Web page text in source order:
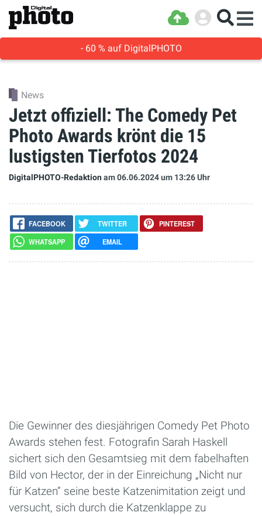
- 60 % auf DigitalPHOTO
News
Jetzt offiziell: The Comedy Pet
Photo Awards krönt die 15
lustigsten Tierfotos 2024
DigitalPHOTO-Redaktionam 06.06.2024um 13:26 Uhr
FACEBOOK TWITTER
PINTEREST
WHATSAPP
EMAIL
Die Gewinner des diesjährigen Comedy Pet Photo
Awards stehen fest. Fotografin Sarah Haskell
sichert sich den Gesamtsieg mit dem fabelhaften
Bild von Hector, der in der Einreichung „Nicht nur
für Katzen“ seine beste Katzenimitation zeigt und
versucht, sich durch die Katzenklappe zu